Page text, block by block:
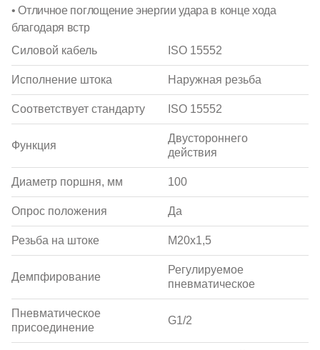
• Отличное поглощение энергии удара в конце хода
благодаря встр
Силовой кабель
ISO 15552
Исполнение штока Наружная резьба
Соответствует стандарту ISO 15552
Функция
Двустороннего
действия
Диаметр поршня, мм 100
Опрос положения Да
Резьба на штоке M20x1,5
Демпфирование
Регулируемое
пневматическое
Пневматическое
присоединение
G1/2